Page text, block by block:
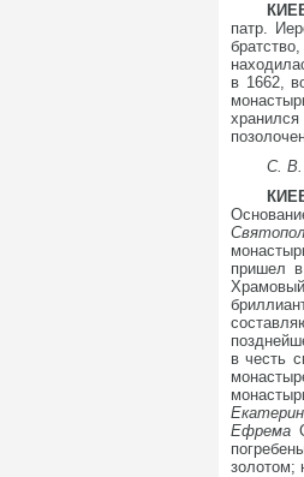
патр.
в 1662,
С. В.
пришел
в честь
Ефрема
золотом;